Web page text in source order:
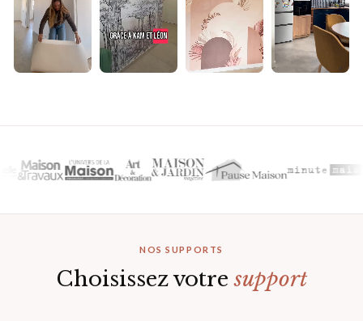
NOS SUPPORTS
Choisissez votresupport